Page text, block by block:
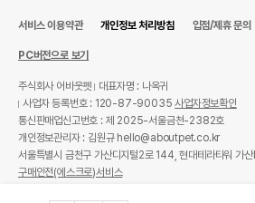
서비스 이용약관 개인정보 처리방침 입점/제휴 문의
PC버전으로 보기
주식회사 어바웃펫
대표자명 : 나옥귀
사업자 등록번호 : 120-87-90035사업자정보확인
통신판매업신고번호 : 제 2025-서울금천-2382호
개인정보관리자 : 김원규 hello@aboutpet.co.kr
서울특별시 금천구 가산디지털2로 144, 현대테라타워
구매안전(에스크로)서비스